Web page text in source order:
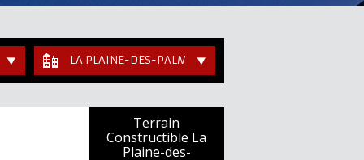
LA PLAINE-DES-PALMISTES
Terrain
Constructible La
Plaine-des-